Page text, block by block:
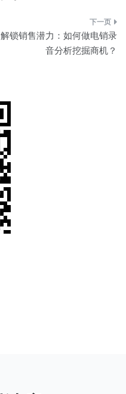
解锁销售潜力：如何做电销录
音分析挖掘商机？